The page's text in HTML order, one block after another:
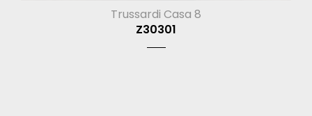
Trussardi Casa 8
Z30301